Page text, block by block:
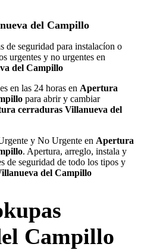
del Campillo
de seguridad para instalacíon o
urgentes y no urgentes en
del Campillo
en las 24 horas en Apertura
para abrir y cambiar
cerraduras Villanueva del
y No Urgente en Apertura
. Apertura, arreglo, instala y
de seguridad de todo los tipos y
del Campillo
Campillo